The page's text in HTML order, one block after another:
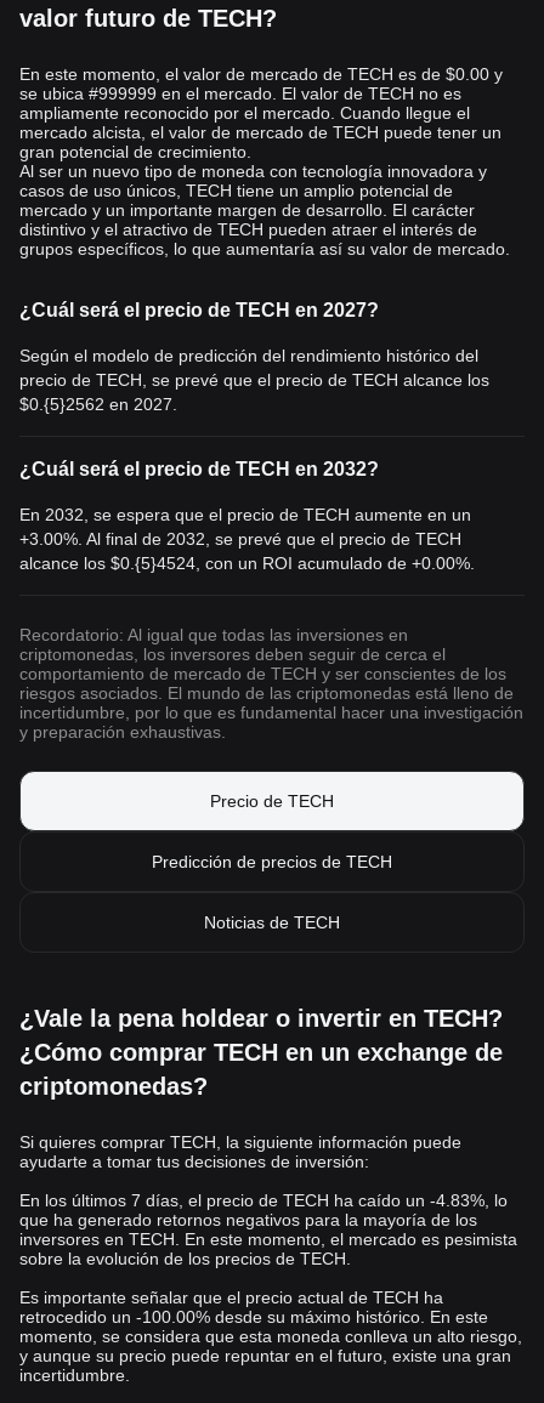
valor futuro de TECH?
En este momento, el valor de mercado de TECH es de $0.00 y
se ubica #999999 en el mercado. El valor de TECH no es
ampliamente reconocido por el mercado. Cuando llegue el
mercado alcista, el valor de mercado de TECH puede tener un
gran potencial de crecimiento.
Al ser un nuevo tipo de moneda con tecnología innovadora y
casos de uso únicos, TECH tiene un amplio potencial de
mercado y un importante margen de desarrollo. El carácter
distintivo y el atractivo de TECH pueden atraer el interés de
grupos específicos, lo que aumentaría así su valor de mercado.
¿Cuál será el precio de TECH en 2027?
Según el modelo de predicción del rendimiento histórico del
precio de TECH, se prevé que el precio de TECH alcance los
$0.{5}2562 en 2027.
¿Cuál será el precio de TECH en 2032?
En 2032, se espera que el precio de TECH aumente en un
+3.00%. Al final de 2032, se prevé que el precio de TECH
alcance los $0.{5}4524 , con un ROI acumulado de +0.00%.
Recordatorio: Al igual que todas las inversiones en
criptomonedas, los inversores deben seguir de cerca el
comportamiento de mercado de TECH y ser conscientes de los
riesgos asociados. El mundo de las criptomonedas está lleno de
incertidumbre, por lo que es fundamental hacer una investigación
y preparación exhaustivas.
Precio de TECH
Predicción de precios de TECH
Noticias de TECH
¿Vale la pena holdear o invertir en TECH?
¿Cómo comprar TECH en un exchange de
criptomonedas?
Si quieres comprar TECH, la siguiente información puede
ayudarte a tomar tus decisiones de inversión:
En los últimos 7 días, el precio de TECH ha caído un -4.83%, lo
que ha generado retornos negativos para la mayoría de los
inversores en TECH. En este momento, el mercado es pesimista
sobre la evolución de los precios de TECH.
Es importante señalar que el precio actual de TECH ha
retrocedido un -100.00% desde su máximo histórico. En este
momento, se considera que esta moneda conlleva un alto riesgo,
y aunque su precio puede repuntar en el futuro, existe una gran
incertidumbre.